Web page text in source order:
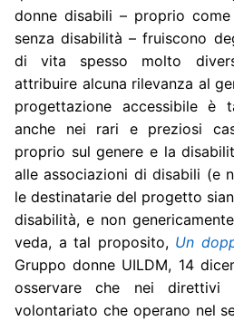
donne disabili – proprio
senza disabilità – fruiscono
di vita spesso molto
attribuire alcuna rilevanza al
progettazione accessibile è
anche nei rari e preziosi
proprio sul genere e la
alle associazioni di disabili (e
le destinatarie del progetto
disabilità, e non
veda, a tal proposito, Un
Gruppo donne UILDM, 14
osservare che nei direttivi
volontariato che operano nel